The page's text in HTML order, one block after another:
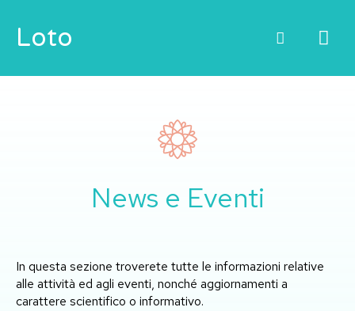
Loto
News e Eventi
In questa sezione troverete tutte le informazioni relative
alle attività ed agli eventi, nonché aggiornamenti a
carattere scientifico o informativo.